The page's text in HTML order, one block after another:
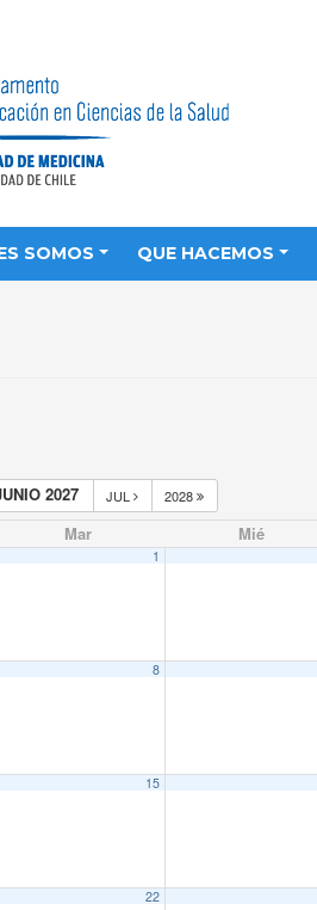
SOMOS QUE HACEMOS
2027 JUL 2028
Mar Mié
1
8
15
22